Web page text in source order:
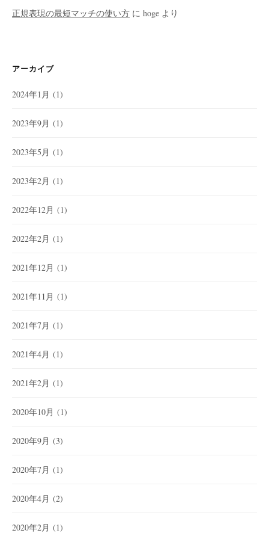
正規表現の最短マッチの使い方 に hoge より
アーカイブ
2024年1月 (1)
2023年9月 (1)
2023年5月 (1)
2023年2月 (1)
2022年12月 (1)
2022年2月 (1)
2021年12月 (1)
2021年11月 (1)
2021年7月 (1)
2021年4月 (1)
2021年2月 (1)
2020年10月 (1)
2020年9月 (3)
2020年7月 (1)
2020年4月 (2)
2020年2月 (1)